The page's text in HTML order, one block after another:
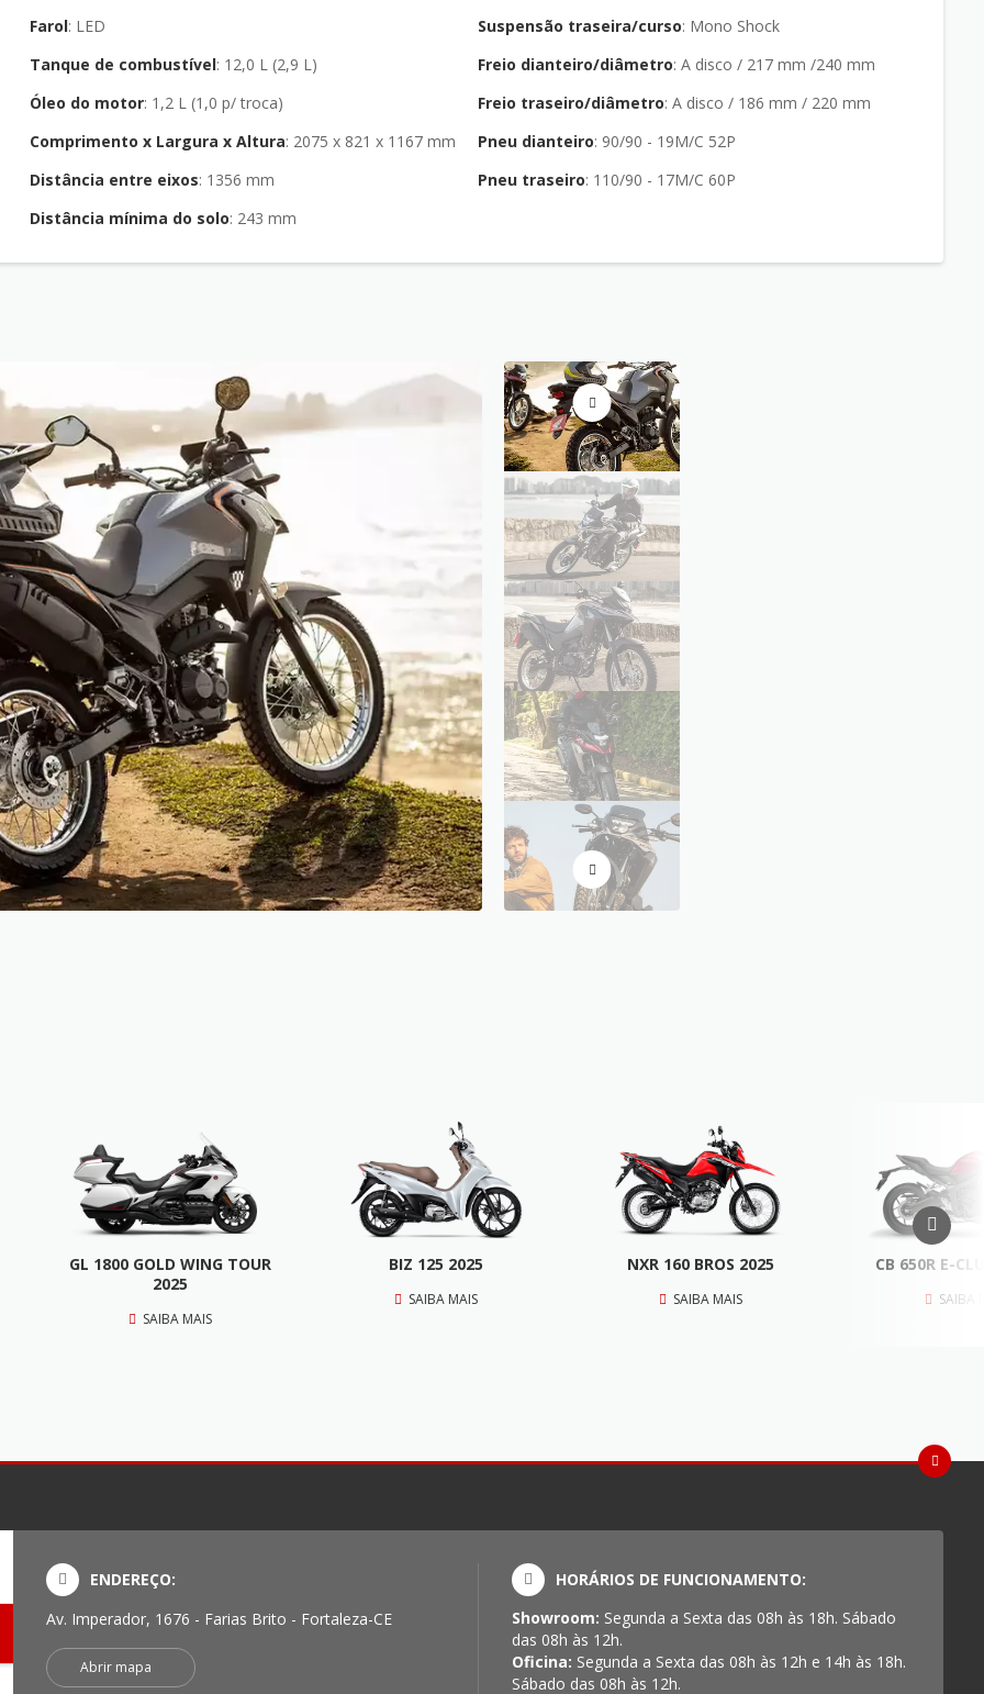
Farol : LED
Tanque de combustível : 12,0 L (2,9 L)
Óleo do motor : 1,2 L (1,0 p/ troca)
Comprimento x Largura x Altura : 2075 x 821 x 1167 mm
Distância entre eixos : 1356 mm
Distância mínima do solo : 243 mm
Suspensão traseira/curso : Mono Shock
Freio dianteiro/diâmetro : A disco / 217 mm /240 mm
Freio traseiro/diâmetro : A disco / 186 mm / 220 mm
Pneu dianteiro : 90/90 - 19M/C 52P
Pneu traseiro : 110/90 - 17M/C 60P
GL 1800 GOLD WING TOUR
2025
SAIBA MAIS
BIZ 125 2025
SAIBA MAIS
NXR 160 BROS 2025
SAIBA MAIS
CB 650R E-
SAIBA
ENDEREÇO:
Av. Imperador, 1676 - Farias Brito - Fortaleza-CE
Abrir mapa
HORÁRIOS DE FUNCIONAMENTO:
Showroom: Segunda a Sexta das 08h às 18h. Sábado
das 08h às 12h.
Oficina: Segunda a Sexta das 08h às 12h e 14h às 18h.
Sábado das 08h às 12h.